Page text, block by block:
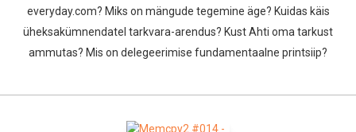
everyday.com? Miks on mängude tegemine äge? Kuidas käis
üheksakümnendatel tarkvara-arendus? Kust Ahti oma tarkust
ammutas? Mis on delegeerimise fundamentaalne printsiip?